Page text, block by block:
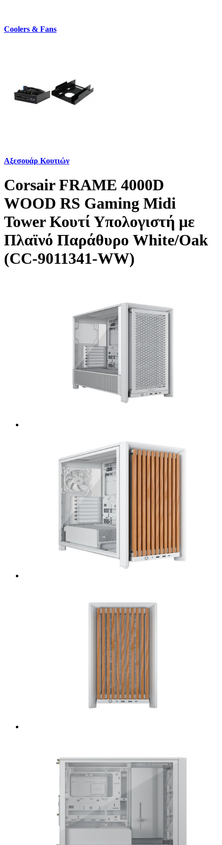
Coolers & Fans
Αξεσουάρ Κουτιών
Corsair FRAME 4000D
WOOD RS Gaming Midi
Tower Κουτί Υπολογιστή με
Πλαϊνό Παράθυρο White/Oak
(CC-9011341-WW)